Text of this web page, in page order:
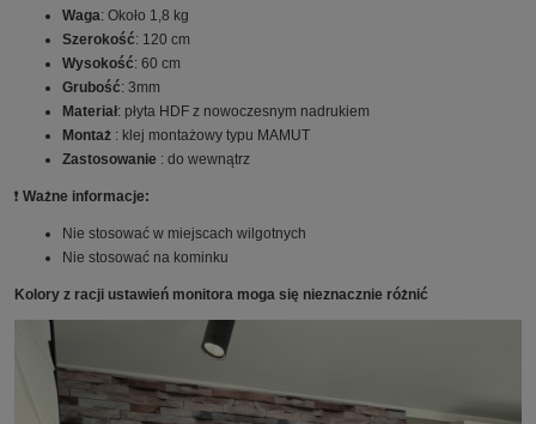
Waga: Około 1,8 kg
Szerokość: 120 cm
Wysokość: 60 cm
Grubość: 3mm
Materiał: płyta HDF z nowoczesnym nadrukiem
Montaż : klej montażowy typu MAMUT
Zastosowanie : do wewnątrz
❗️ Ważne informacje:
Nie stosować w miejscach wilgotnych
Nie stosować na kominku
Kolory z racji ustawień monitora moga się nieznacznie różnić